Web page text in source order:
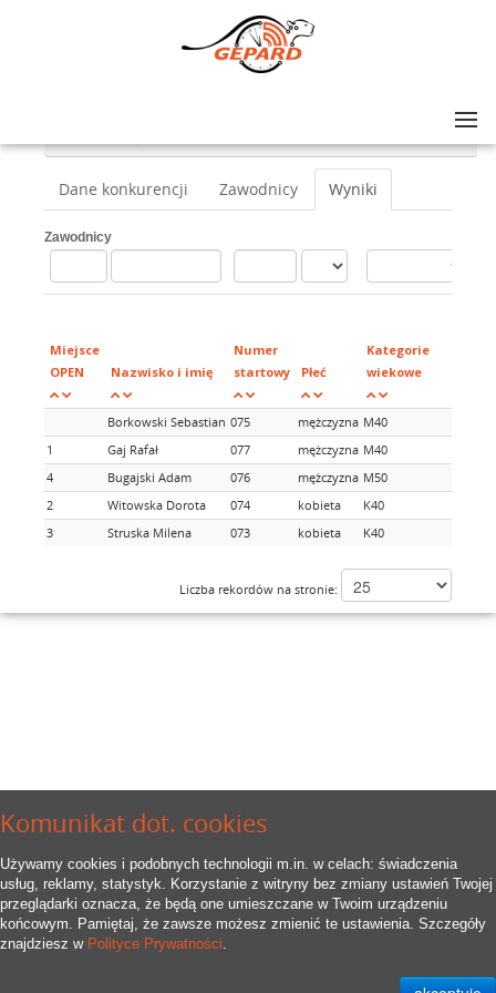
Komunikat dot. cookies
Używamy cookies i podobnych technologii m.in. w celach: świadczenia
usług, reklamy, statystyk. Korzystanie z witryny bez zmiany ustawień Twojej
przeglądarki oznacza, że będą one umieszczane w Twoim urządzeniu
końcowym. Pamiętaj, że zawsze możesz zmienić te ustawienia. Szczegóły
znajdziesz w Polityce Prywatności.
Dane konkurencji Zawodnicy Wyniki
Zawodnicy
Miejsce
OPEN
Nazwisko i imię
Numer
startowy
Płeć
Kategorie
wiekowe
Borkowski Sebastian 075 mężczyzna M40
1
Gaj Rafał 077 mężczyzna M40
4
Bugajski Adam 076 mężczyzna M50
2
Witowska Dorota 074 kobieta K40
3
Struska Milena 073 kobieta K40
Liczba rekordów na stronie: